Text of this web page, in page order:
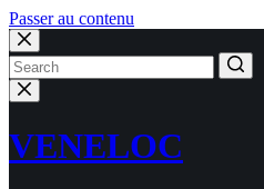
Passer au contenu
Aucun
résultat
VENELOC